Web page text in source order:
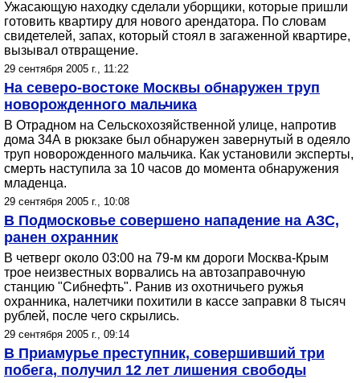
Ужасающую находку сделали уборщики, которые пришли
готовить квартиру для нового арендатора. По словам
свидетелей, запах, который стоял в загаженной квартире,
вызывал отвращение.
29 сентября 2005 г., 11:22
На северо-востоке Москвы обнаружен труп
новорожденного мальчика
В Отрадном на Сельскохозяйственной улице, напротив
дома 34А в рюкзаке был обнаружен завернутый в одеяло
труп новорожденного мальчика. Как установили эксперты,
смерть наступила за 10 часов до момента обнаружения
младенца.
29 сентября 2005 г., 10:08
В Подмосковье совершено нападение на АЗС,
ранен охранник
В четверг около 03:00 на 79-м км дороги Москва-Крым
трое неизвестных ворвались на автозаправочную
станцию "Сибнефть". Ранив из охотничьего ружья
охранника, налетчики похитили в кассе заправки 8 тысяч
рублей, после чего скрылись.
29 сентября 2005 г., 09:14
В Приамурье преступник, совершивший три
побега, получил 12 лет лишения свободы